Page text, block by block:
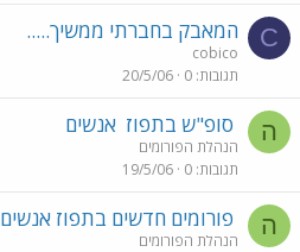
C המאבק בחברתי ממשיך.....
cobico
תגובות 0
20/5/06
ה סופ"ש בתפוז אנשים
הנהלת הפורומים
תגובות 0
19/5/06
ה פורומים חדשים בתפוז אנשים
הנהלת הפורומים